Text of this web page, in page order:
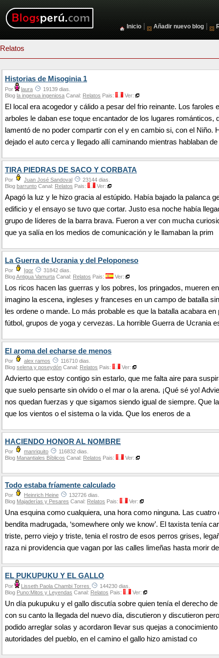
Inicio Añadir nuevo blog
Relatos
Historias de Misoginia 1
Por laura
19139 dias.
Blog la ingenua ingeniosa Canal: Relatos Pais: Ver:
El local era acogedor y cálido a pesar del frio reinante. Los faroles
arboles le daban ese toque encantador de los lugares románticos,
lamentó de no poder compartir con el y en cambio si, con el Niño.
dejado el auto cerca y llegado allí caminando mientras hablaban
TIRA PIEDRAS DE SACO Y CORBATA
Por Juan José Sandoval
23144 dias.
Blog barrunto Canal: Relatos Pais: Ver:
Apagó la luz y le hizo gracia al estúpido. Había bajado la palanca
edificio y el ensayo se tuvo que cortar. Justo esa noche había
grupo de líderes de la barra brava. Fueron a ver con mucha
que ya salía en los medios de comunicación y le llamaban la prim
La Guerra de Ucrania y del Peloponeso
Por Igor
31842 dias.
BlogAntigua Vamurta Canal: Relatos Pais: Ver:
Los ricos hacen las guerras y los pobres, los pringados, mueren
imagino la escena, ingleses y franceses en un campo de batalla
les ordene o mande. Lo más probable es que la batalla acabara en
fútbol, grupos de yoga y cervezas. La horrible Guerra de Ucrania
El aroma del echarse de menos
Por alex ramos
116710 dias.
Blog selena y poseydón Canal: Relatos Pais: Ver:
Advierto que estoy contigo sin estarlo, que me falta aire para
que suelo pensarte sin olvido o el mar o la arena. ¡Qué sé yo!
nos quedan fuerzas y que sigamos siendo igual de siempre. Que
que los vientos o el sistema o la vida. Que los eneros de a
HACIENDO HONOR AL NOMBRE
Por manriquito
116832 dias.
Blog Manantiales Bíblicos Canal: Relatos Pais: Ver:
Todo estaba fríamente calculado
Por Heinrich Heine
132726 dias.
Blog Majaderías y Pesares Canal: Relatos Pais: Ver:
Una esquina como cualquiera, una hora como ninguna. Las cuatro
bendita madrugada, ‘somewhere only we know’. El taxista tenía
triste, perro viejo y triste, tenia el rostro de esos perros grises,
raza ni providencia que vagan por las calles limeñas hasta morir de
EL PUKUPUKU Y EL GALLO
Por Lisseth Paola Chambi Torres
144230 dias.
Blog Puno:Mitos y Leyendas Canal: Relatos Pais: Ver:
Un día pukupuku y el gallo discutía sobre quien tenía el derecho
con su canto la llegada del nuevo día, discutieron y discutieron
podido arreglar solas y acordaron llevar sus quejas a
autoridades del pueblo, en el camino el gallo hizo amistad co